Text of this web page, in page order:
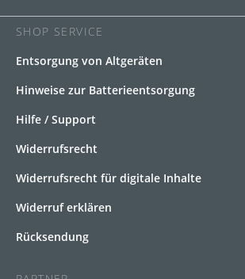
SHOP SERVICE
Entsorgung von Altgeräten
Hinweise zur Batterieentsorgung
Hilfe / Support
Widerrufsrecht
Widerrufsrecht für digitale Inhalte
Widerruf erklären
Rücksendung